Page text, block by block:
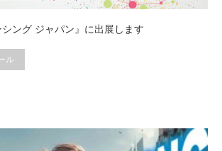
シング ジャパン』に出展します
ル